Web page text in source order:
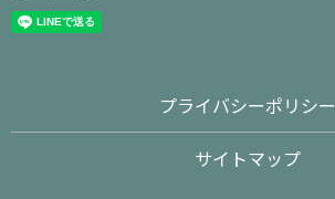
プライバシーポリシー
サイトマップ